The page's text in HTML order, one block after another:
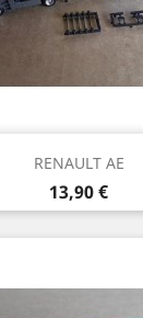
RENAULT AE
Prix
13,90 €